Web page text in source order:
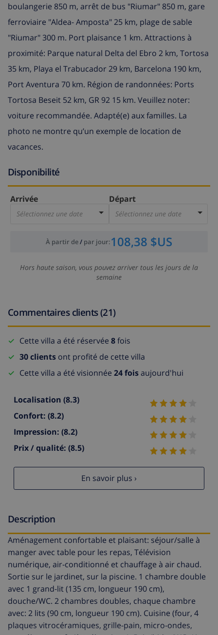
boulangerie 850 m, arrêt de bus "Riumar" 850 m, gare
ferroviaire "Aldea- Amposta" 25 km, plage de sable
"Riumar" 300 m. Port plaisance 1 km. Attractions à
proximité: Parque natural Delta del Ebro 2 km, Tortosa
35 km, Playa el Trabucador 29 km, Barcelona 190 km,
Port Aventura 70 km. Région de randonnées: Ports
Tortosa Beseit 52 km, GR 92 15 km. Veuillez noter:
voiture recommandée. Adapté(e) aux familles. La
photo ne montre qu’un exemple de location de
vacances.
Disponibilité
Arrivée
Sélectionnez une date
Départ
Sélectionnez une date
À partir de/ par jour:108,38 $US
Hors haute saison, vous pouvez arriver tous les jours de la
semaine
Commentaires clients (21)
Cette villa a été réservée 8fois
30 clients ont profité de cette villa
Cette villa a été visionnée 24 foisaujourd'hui
Localisation (8.3)
Confort: (8.2)
Impression: (8.2)
Prix / qualité: (8.5)
En savoir plus ›
Description
Aménagement confortable et plaisant: séjour/salle à
manger avec table pour les repas, Télévision
numérique, air-conditionné et chauffage à air chaud.
Sortie sur le jardinet, sur la piscine. 1 chambre double
avec 1 grand-lit (135 cm, longueur 190 cm),
douche/WC. 2 chambres doubles, chaque chambre
avec: 2 lits (90 cm, longueur 190 cm). Cuisine (four, 4
plaques vitrocéramiques, grille-pain, micro-ondes,